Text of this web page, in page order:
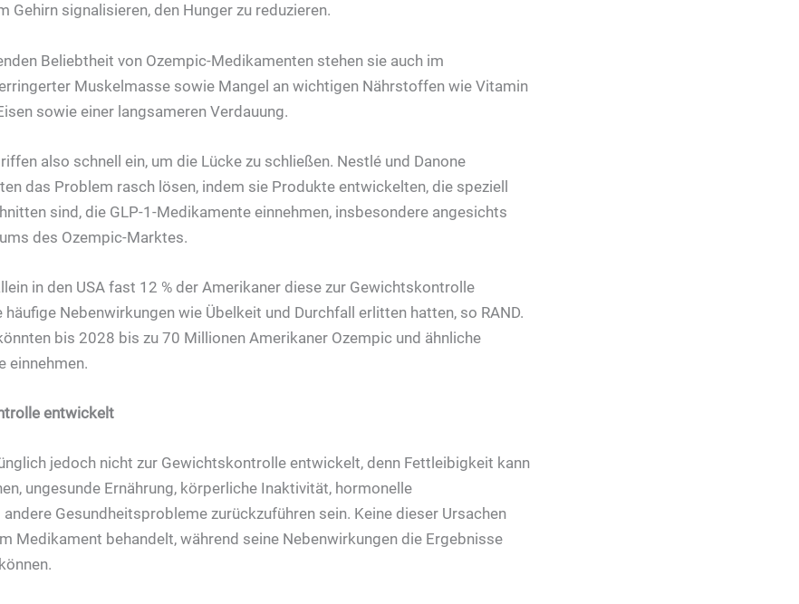
Gehirn signalisieren, den Hunger zu reduzieren.
Beliebtheit von Ozempic-Medikamenten stehen sie auch im
Muskelmasse sowie Mangel an wichtigen Nährstoffen wie Vitamin
sowie einer langsameren Verdauung.
also schnell ein, um die Lücke zu schließen. Nestlé und Danone
das Problem rasch lösen, indem sie Produkte entwickelten, die speziell
sind, die GLP-1-Medikamente einnehmen, insbesondere angesichts
des Ozempic-Marktes.
in den USA fast 12 % der Amerikaner diese zur Gewichtskontrolle
Nebenwirkungen wie Übelkeit und Durchfall erlitten hatten, so RAND.
bis 2028 bis zu 70 Millionen Amerikaner Ozempic und ähnliche
einnehmen.
entwickelt
jedoch nicht zur Gewichtskontrolle entwickelt, denn Fettleibigkeit kann
ungesunde Ernährung, körperliche Inaktivität, hormonelle
Gesundheitsprobleme zurückzuführen sein. Keine dieser Ursachen
Medikament behandelt, während seine Nebenwirkungen die Ergebnisse